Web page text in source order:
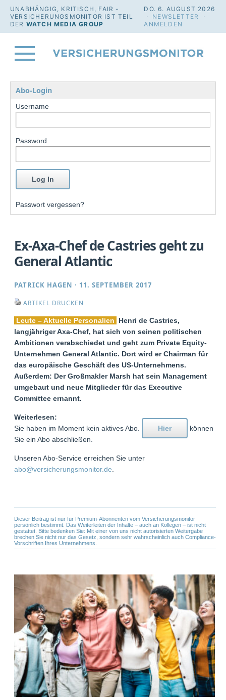
UNABHÄNGIG, KRITISCH, FAIR -
VERSICHERUNGSMONITOR IST TEIL
DER WATCH MEDIA GROUP
DO. 6. AUGUST 2026
· NEWSLETTER
·
ANMELDEN
Abo-Login
Username
Password
Passwort vergessen?
Ex-Axa-Chef de Castries geht zu
General Atlantic
PATRICK HAGEN · 11. SEPTEMBER 2017
ARTIKEL DRUCKEN
Leute – Aktuelle Personalien
Henri de Castries,
langjähriger Axa-Chef, hat sich von seinen politischen
Ambitionen verabschiedet und geht zum Private Equity-
Unternehmen General Atlantic. Dort wird er Chairman für
das europäische Geschäft des US-Unternehmens.
Außerdem: Der Großmakler Marsh hat sein Management
umgebaut und neue Mitglieder für das Executive
Committee ernannt.
Weiterlesen:
Sie haben im Moment kein aktives Abo.
Hier
können
Sie ein Abo abschließen.
Unseren Abo-Service erreichen Sie unter
abo@versicherungsmonitor.de
Dieser Beitrag ist nur für Premium-Abonnenten vom Versicherungsmonitor
persönlich bestimmt. Das Weiterleiten der Inhalte – auch an Kollegen – ist nicht
gestattet. Bitte bedenken Sie: Mit einer von uns nicht autorisierten Weitergabe
brechen Sie nicht nur das Gesetz, sondern sehr wahrscheinlich auch Compliance-
Vorschriften Ihres Unternehmens.